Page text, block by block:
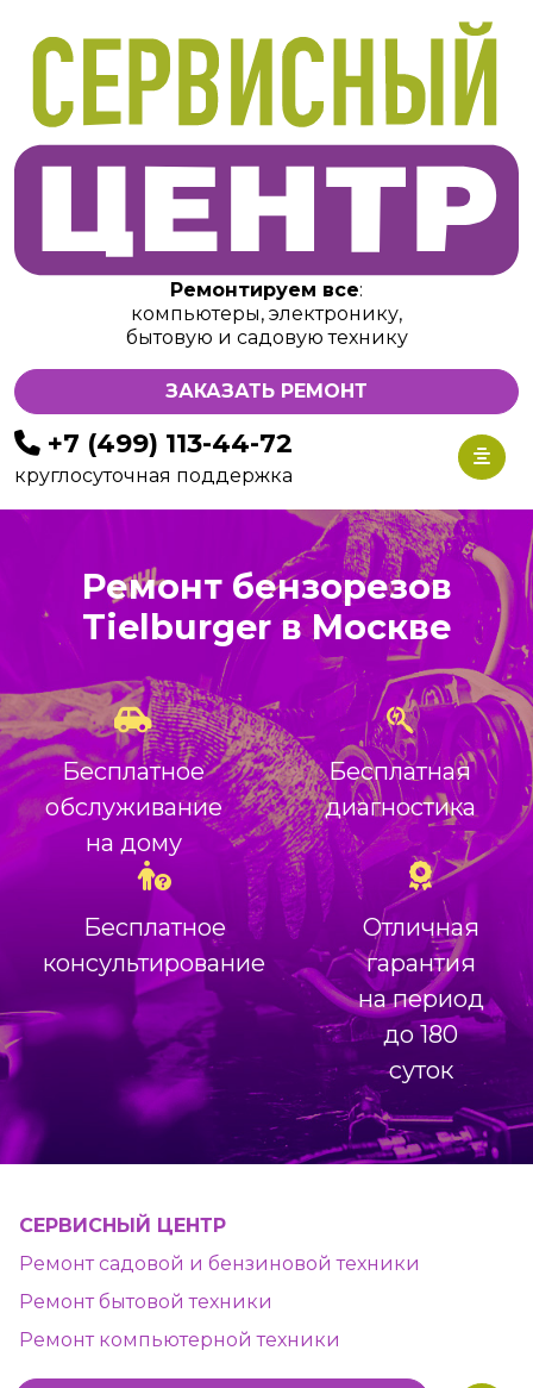
Ремонтируем все:
компьютеры, электронику,
бытовую и садовую технику
ЗАКАЗАТЬ РЕМОНТ
+7 (499) 113-44-72
круглосуточная поддержка
Ремонт бензорезов
Tielburger в Москве
Бесплатное
обслуживание
на дому
Бесплатная
диагностика
Бесплатное
консультирование
Отличная
гарантия
на период
до 180
суток
СЕРВИСНЫЙ ЦЕНТР
Ремонт садовой и бензиновой техники
Ремонт бытовой техники
Ремонт компьютерной техники